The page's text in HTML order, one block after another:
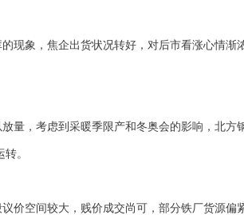
现象，焦企出货状况转好，对后市看涨心情渐
量，考虑到采暖季限产和冬奥会的影响，北方
。
价空间较大，贱价成交尚可，部分铁厂货源偏